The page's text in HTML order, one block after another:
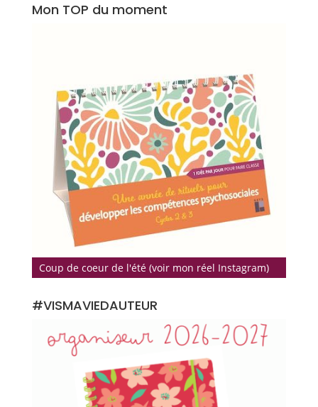
Mon TOP du moment
Coup de coeur de l'été (voir mon réel Instagram)
#VISMAVIEDAUTEUR